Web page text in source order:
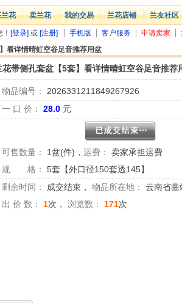
花 卖兰花 我的交易 兰花店铺 兰友社区
[登录] 或 [注册] 手机版 客户服务 申请卖家
看详情晴虹空谷足音推荐用盆
花带侧孔套盆【5套】看详情晴虹空谷足音推荐
物品编号：
2026331211849267926
一 口 价：
28.0 元
可售数量： 1盆(件) ， 运费：
卖家承担运费
规 格：
5套【外口径150套透145】
剩余时间：
成交结束 ， 物品所在地：
云南省曲
出 价 数：
1次， 浏览数： 171次